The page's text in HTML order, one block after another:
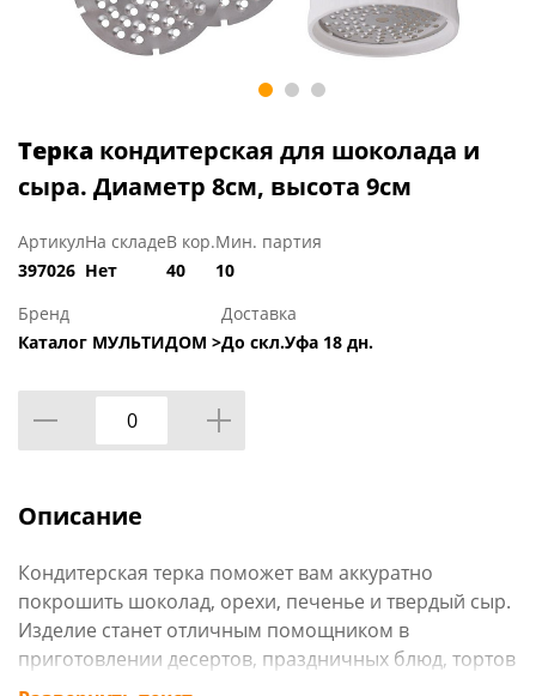
Терка кондитерская для шоколада и
сыра. Диаметр 8см, высота 9см
Артикул
397026
На складе
Нет
В кор.
40
Мин. партия
10
Бренд
Каталог МУЛЬТИДОМ >
Доставка
До скл.Уфа 18 дн.
Описание
Кондитерская терка поможет вам аккуратно
покрошить шоколад, орехи, печенье и твердый сыр.
Изделие станет отличным помощником в
приготовлении десертов, праздничных блюд, тортов
и пирогов. Два вида лезвия позволят получить